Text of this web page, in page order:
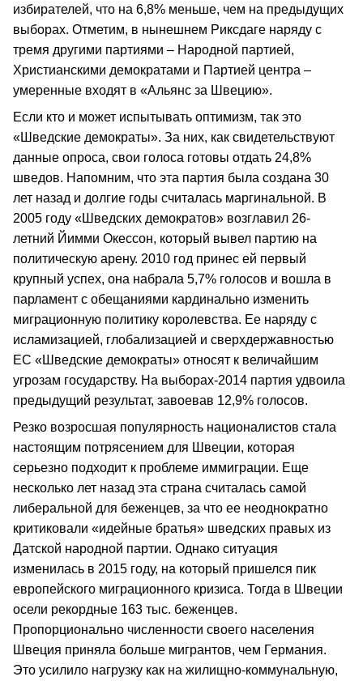
избирателей, что на 6,8% меньше, чем на предыдущих
выборах. Отметим, в нынешнем Риксдаге наряду с
тремя другими партиями – Народной партией,
Христианскими демократами и Партией центра –
умеренные входят в «Альянс за Швецию».
Если кто и может испытывать оптимизм, так это
«Шведские демократы». За них, как свидетельствуют
данные опроса, свои голоса готовы отдать 24,8%
шведов. Напомним, что эта партия была создана 30
лет назад и долгие годы считалась маргинальной. В
2005 году «Шведских демократов» возглавил 26-
летний Йимми Окессон, который вывел партию на
политическую арену. 2010 год принес ей первый
крупный успех, она набрала 5,7% голосов и вошла в
парламент с обещаниями кардинально изменить
миграционную политику королевства. Ее наряду с
исламизацией, глобализацией и сверхдержавностью
ЕС «Шведские демократы» относят к величайшим
угрозам государству. На выборах-2014 партия удвоила
предыдущий результат, завоевав 12,9% голосов.
Резко возросшая популярность националистов стала
настоящим потрясением для Швеции, которая
серьезно подходит к проблеме иммиграции. Еще
несколько лет назад эта страна считалась самой
либеральной для беженцев, за что ее неоднократно
критиковали «идейные братья» шведских правых из
Датской народной партии. Однако ситуация
изменилась в 2015 году, на который пришелся пик
европейского миграционного кризиса. Тогда в Швеции
осели рекордные 163 тыс. беженцев.
Пропорционально численности своего населения
Швеция приняла больше мигрантов, чем Германия.
Это усилило нагрузку как на жилищно-коммунальную,